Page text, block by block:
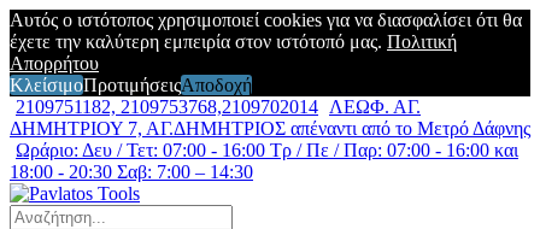
Αυτός ο ιστότοπος χρησιμοποιεί cookies για να διασφαλίσει ότι θα
έχετε την καλύτερη εμπειρία στον ιστότοπό μας. Πολιτική
Απορρήτου
ΚλείσιμοΠροτιμήσειςΑποδοχή
2109751182, 2109753768,2109702014 ΛΕΩΦ. ΑΓ.
ΔΗΜΗΤΡΙΟΥ 7, ΑΓ.ΔΗΜΗΤΡΙΟΣ απέναντι από το Μετρό Δάφνης
Ωράριο: Δευ / Τετ: 07:00 - 16:00 Τρ / Πε / Παρ: 07:00 - 16:00 και
18:00 - 20:30 Σαβ: 7:00 – 14:30